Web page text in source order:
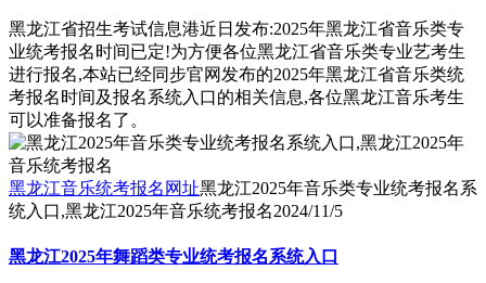
黑龙江省招生考试信息港近日发布:2025年黑龙江省音乐类专
业统考报名时间已定!为方便各位黑龙江省音乐类专业艺考生
进行报名,本站已经同步官网发布的2025年黑龙江省音乐类统
考报名时间及报名系统入口的相关信息,各位黑龙江音乐考生
可以准备报名了。
黑龙江音乐统考报名网址黑龙江2025年音乐类专业统考报名系
统入口,黑龙江2025年音乐统考报名2024/11/5
黑龙江2025年舞蹈类专业统考报名系统入口